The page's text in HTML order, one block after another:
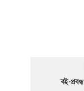
বই-প্রবন্ধ